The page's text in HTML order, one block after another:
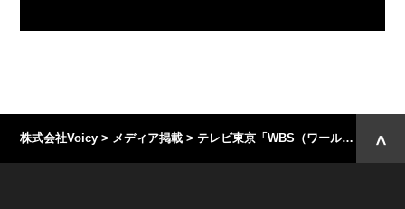
株式会社Voicy > メディア掲載 >テレビ東京「WBS（ワールドビジネスサテライト）」でVoicyが取り上げられました